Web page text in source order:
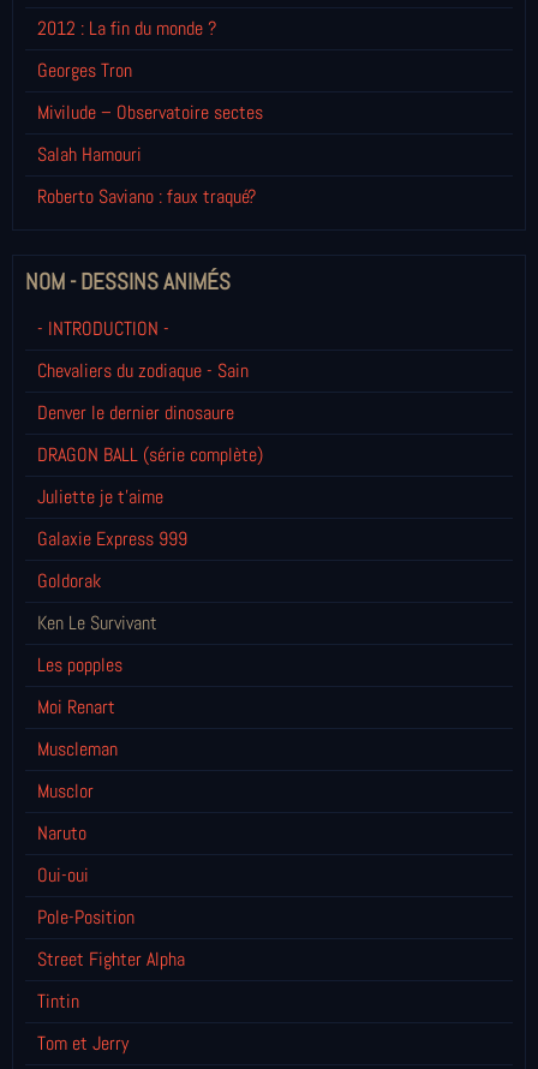
2012 : La fin du monde ?
Georges Tron
Mivilude – Observatoire sectes
Salah Hamouri
Roberto Saviano : faux traqué?
NOM - DESSINS ANIMÉS
- INTRODUCTION -
Chevaliers du zodiaque - Sain
Denver le dernier dinosaure
DRAGON BALL (série complète)
Juliette je t’aime
Galaxie Express 999
Goldorak
Ken Le Survivant
Les popples
Moi Renart
Muscleman
Musclor
Naruto
Oui-oui
Pole-Position
Street Fighter Alpha
Tintin
Tom et Jerry